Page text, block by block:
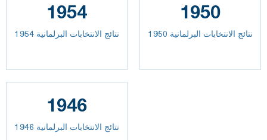
1954
نتائج الانتخابات البرلمانية 1954
1950
نتائج الانتخابات البرلمانية 1950
1946
نتائج الانتخابات البرلمانية 1946